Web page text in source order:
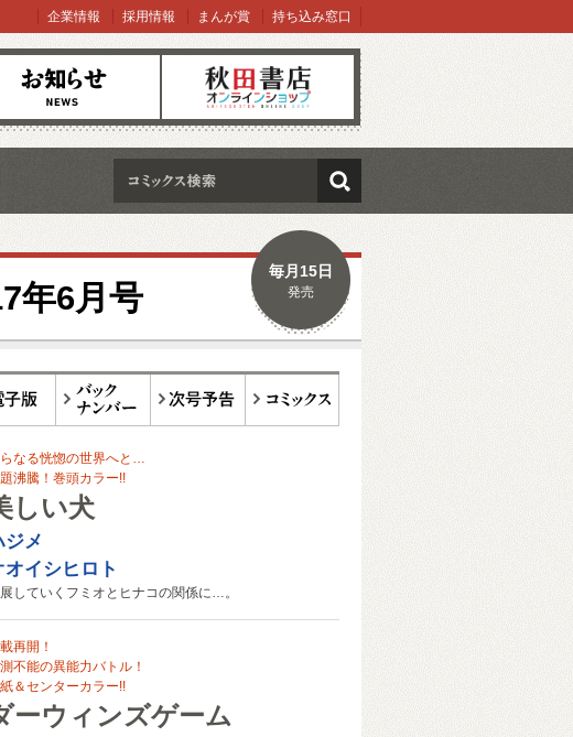
せ オンラインショップ
企業情報 採用情報 まんが賞 持ち込み窓口
検索
年6月号
毎月15日
発売
なる恍惚の世界へと…
沸騰！巻頭カラー!!
しい犬
ジメ
オイシヒロト
していくフミオとヒナコの関係に…。
再開！
不能の異能力バトル！
＆センターカラー!!
ーウィンズゲーム